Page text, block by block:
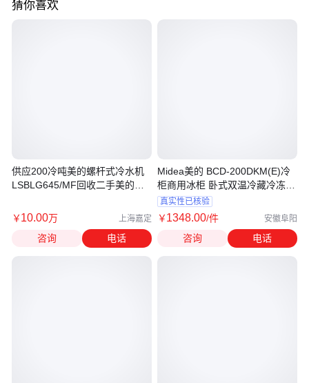
猜你喜欢
供应200冷吨美的螺杆式冷水机
LSBLG645/MF回收二手美的螺
￥10.00万 上海嘉定
咨询 电话
Midea美的 BCD-200DKM(E)冷
柜商用冰柜 卧式双温冷藏冷冻家
用柜
真实性已核验
￥1348.00/件 安徽阜阳
咨询 电话